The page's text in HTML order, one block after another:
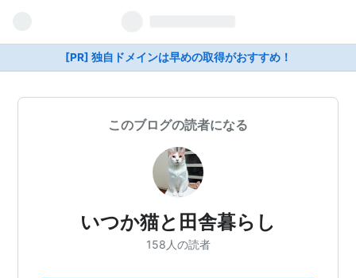
[PR] 独自ドメインは早めの取得がおすすめ！
このブログの読者になる
いつか猫と田舎暮らし
158人の読者